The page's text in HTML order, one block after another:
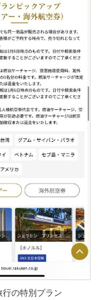
行の特別プラン